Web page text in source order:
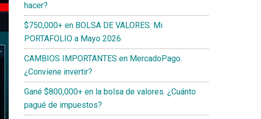
hacer?
$750,000+ en BOLSA DE VALORES: Mi
PORTAFOLIO a Mayo 2026
CAMBIOS IMPORTANTES en MercadoPago.
¿Conviene invertir?
Gané $800,000+ en la bolsa de valores. ¿Cuánto
pagué de impuestos?